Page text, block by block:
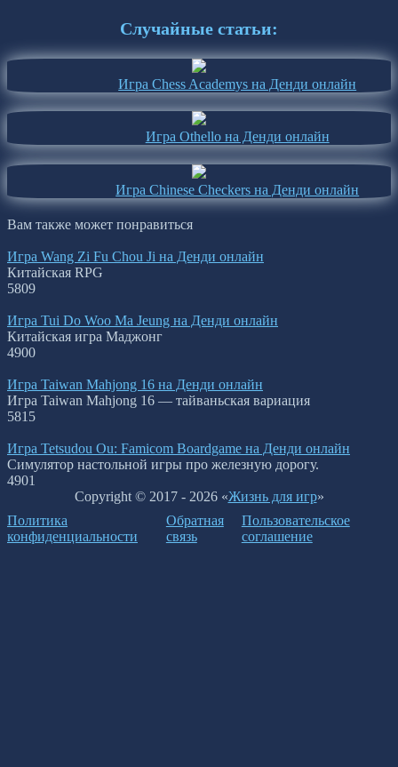
Случайные статьи:
Игра Chess Academys на Денди онлайн
Игра Othello на Денди онлайн
Игра Chinese Checkers на Денди онлайн
Вам также может понравиться
Игра Wang Zi Fu Chou Ji на Денди онлайн
Китайская RPG
5809
Игра Tui Do Woo Ma Jeung на Денди онлайн
Китайская игра Маджонг
4900
Игра Taiwan Mahjong 16 на Денди онлайн
Игра Taiwan Mahjong 16 — тайваньская вариация
5815
Игра Tetsudou Ou: Famicom Boardgame на Денди онлайн
Симулятор настольной игры про железную дорогу.
4901
Copyright © 2017 - 2026 «Жизнь для игр»
Политика
конфиденциальности
Обратная
связь
Пользовательское
соглашение